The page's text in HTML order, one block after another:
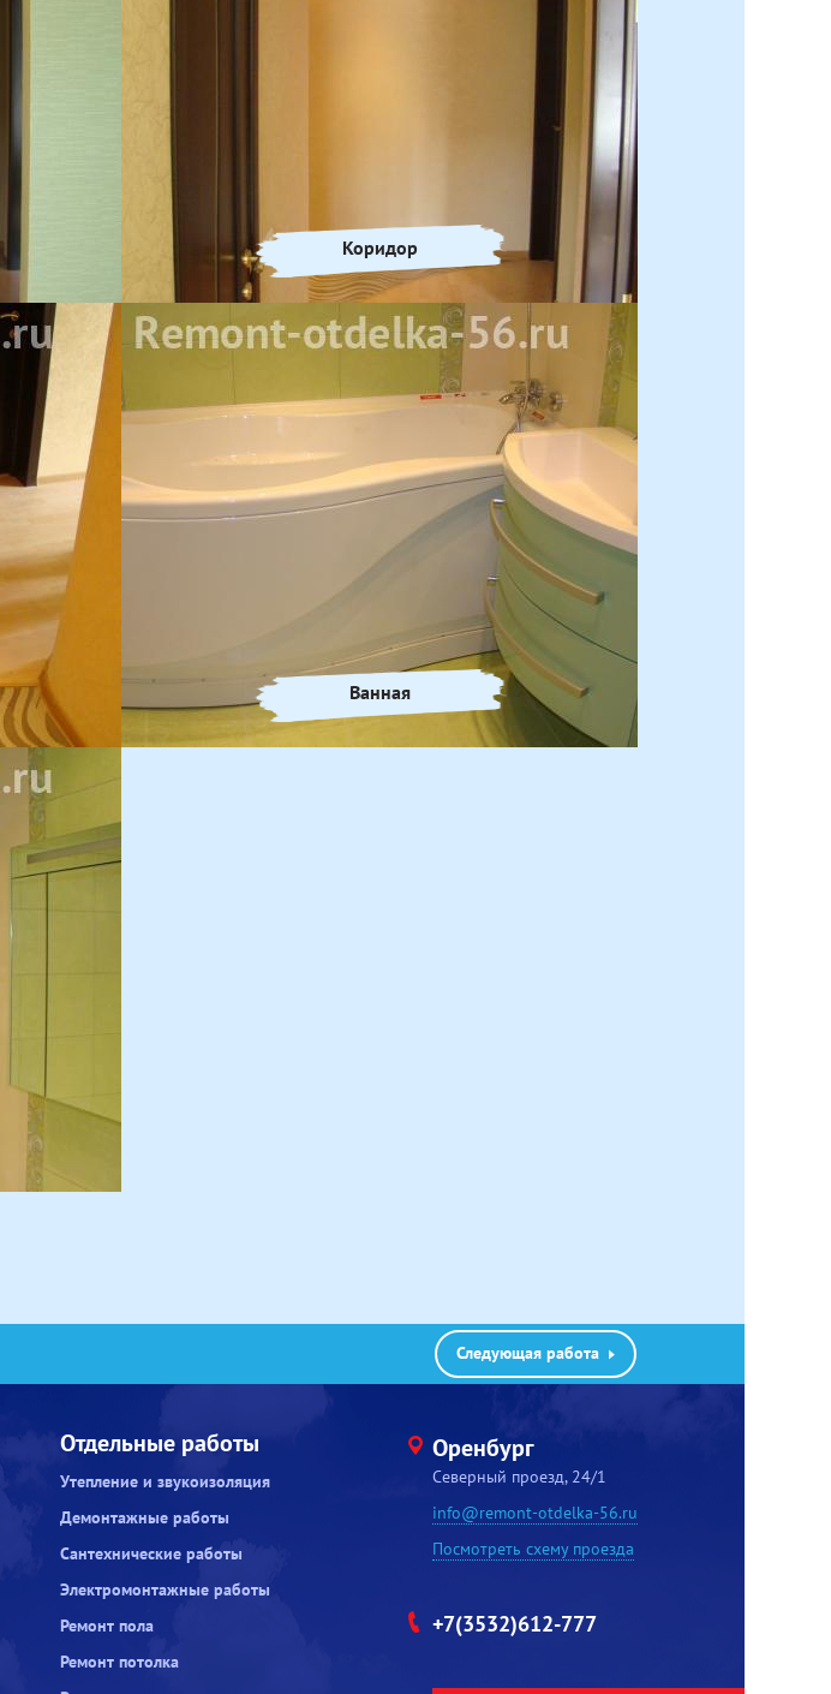
Коридор
Ванная
Следующая работа
Отдельные работы
Утепление и звукоизоляция
Демонтажные работы
Сантехнические работы
Электромонтажные работы
Ремонт пола
Ремонт потолка
Оренбург
Северный проезд, 24/1
info@remont-otdelka-56.ru
Посмотреть схему проезда
+7(3532)612-777